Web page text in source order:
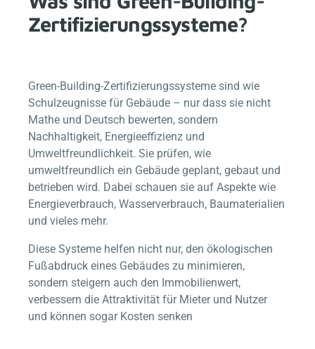
Zertifizierungssysteme?
Green-Building-Zertifizierungssysteme sind wie
Schulzeugnisse für Gebäude – nur dass sie nicht
Mathe und Deutsch bewerten, sondern
Nachhaltigkeit, Energieeffizienz und
Umweltfreundlichkeit. Sie prüfen, wie
umweltfreundlich ein Gebäude geplant, gebaut und
betrieben wird. Dabei schauen sie auf Aspekte wie
Energieverbrauch, Wasserverbrauch, Baumaterialien
und vieles mehr.
Diese Systeme helfen nicht nur, den ökologischen
Fußabdruck eines Gebäudes zu minimieren,
sondern steigern auch den Immobilienwert,
verbessern die Attraktivität für Mieter und Nutzer
und können sogar Kosten senken